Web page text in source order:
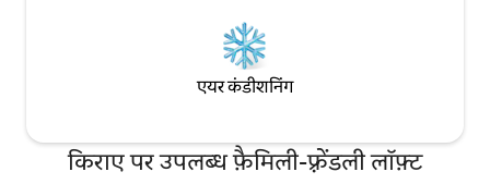
एयर कंडीशनिंग
किराए पर उपलब्ध फ़ैमिली-फ़्रेंडली लॉफ़्ट